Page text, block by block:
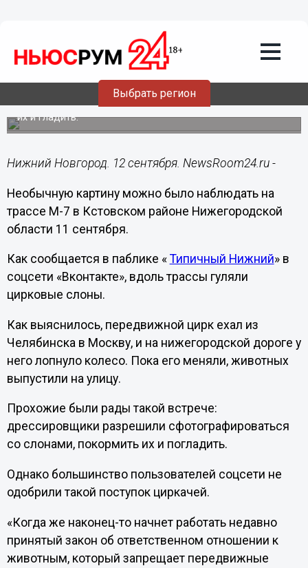
Выбрать регион
12.09.201912:24
Цирковые слоны погуляли по трассе
М-7 в Нижегородской области
Со слонами можно было фотографироваться, кормить
их и гладить.
Нижний Новгород. 12 сентября. NewsRoom24.ru -
Необычную картину можно было наблюдать на
трассе М-7 в Кстовском районе Нижегородской
области 11 сентября.
Как сообщается в паблике « Типичный Нижний» в
соцсети «Вконтакте», вдоль трассы гуляли
цирковые слоны.
Как выяснилось, передвижной цирк ехал из
Челябинска в Москву, и на нижегородской дороге у
него лопнуло колесо. Пока его меняли, животных
выпустили на улицу.
Прохожие были рады такой встрече:
дрессировщики разрешили сфотографироваться
со слонами, покормить их и погладить.
Однако большинство пользователей соцсети не
одобрили такой поступок циркачей.
«Когда же наконец-то начнет работать недавно
принятый закон об ответственном отношении к
животным, который запрещает передвижные